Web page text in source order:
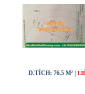
D.TÍCH: 76.5 M² |